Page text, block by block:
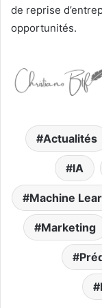
de reprise
opportunités.
Actualités
IA
Machine
Marketing